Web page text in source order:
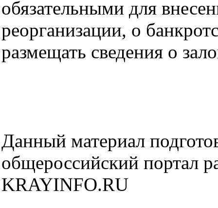
обязательными для
реорганизации, о
размещать сведения о
Данный материал
общероссийский портал
KRAYINFO.RU